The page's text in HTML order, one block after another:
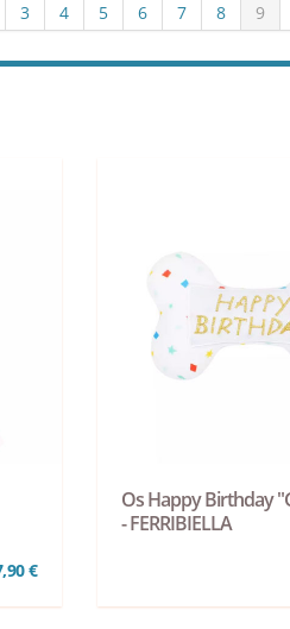
3 4 5 6 7 8 9
€
Os Happy Birthday
- FERRIBIELLA